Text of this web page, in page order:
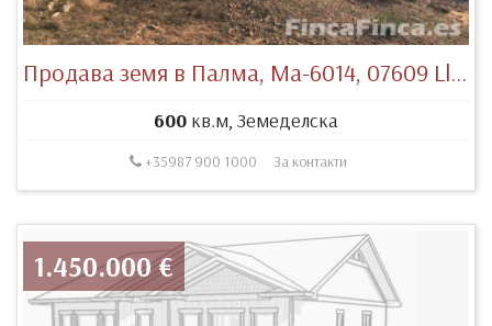
Продава земя в Палма, Ma-6014, 07609 Llucmajor, Illes Balears, España
600 кв.м, Земеделска
+35987 900 1000 За контакти
1.450.000 €